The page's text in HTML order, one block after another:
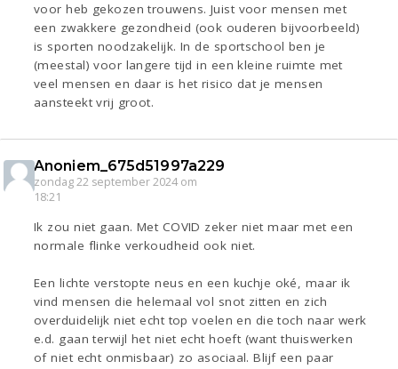
voor heb gekozen trouwens. Juist voor mensen met
een zwakkere gezondheid (ook ouderen bijvoorbeeld)
is sporten noodzakelijk. In de sportschool ben je
(meestal) voor langere tijd in een kleine ruimte met
veel mensen en daar is het risico dat je mensen
aansteekt vrij groot.
Anoniem_675d51997a229
zondag 22 september 2024 om
18:21
Ik zou niet gaan. Met COVID zeker niet maar met een
normale flinke verkoudheid ook niet.
Een lichte verstopte neus en een kuchje oké, maar ik
vind mensen die helemaal vol snot zitten en zich
overduidelijk niet echt top voelen en die toch naar werk
e.d. gaan terwijl het niet echt hoeft (want thuiswerken
of niet echt onmisbaar) zo asociaal. Blijf een paar